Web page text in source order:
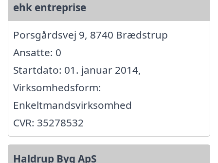
ehk entreprise
Porsgårdsvej 9, 8740 Brædstrup
Ansatte: 0
Startdato: 01. januar 2014,
Virksomhedsform:
Enkeltmandsvirksomhed
CVR: 35278532
Haldrup Byg ApS